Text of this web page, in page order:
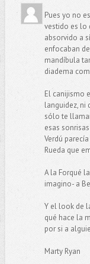
Pues yo no
vestido es lo
absorvido a
enfocaban
mandíbula
diadema
El canijismo
languidez, ni
sólo te
esas
Verdú
Rueda que
A la Forqué
imagino- a
Y el look de
qué hace la
por si a
Marty Ryan